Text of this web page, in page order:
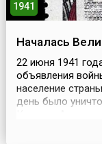
1941
Началась
22 июня 1941
объявления
население
день было